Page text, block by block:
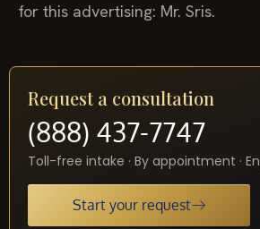
for this advertising: Mr. Sris.
Request a consultation
(888) 437-7747
Toll-free intake · By appointment ·
Start your request